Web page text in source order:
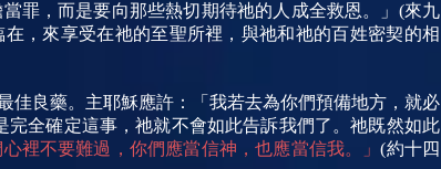
罪，而是要向那些熱切期待祂的人成全救恩。」(來九
，來享受在祂的至聖所裡，與祂和祂的百姓密契的相
佳良藥。主耶穌應許：「我若去為你們預備地方，就必
全確定這事，祂就不會如此告訴我們了。祂既然如此
心裡不要難過，你們應當信神，也應當信我。」(約十四